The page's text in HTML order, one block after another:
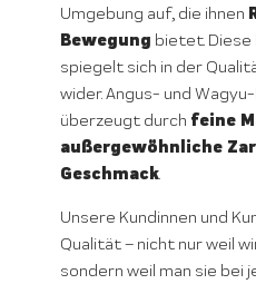
Umgebung auf, die ihnen
Bewegung bietet.
spiegelt sich in der
wider. Angus- und
überzeugt durch feine
außergewöhnliche
Geschmack.
Unsere Kundinnen und
Qualität – nicht nur weil
sondern weil man sie bei